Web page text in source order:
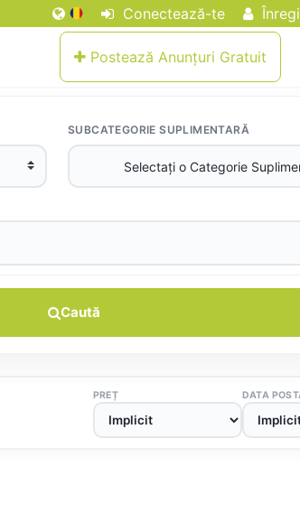
Conectează-te
Postează Anunțuri Gratuit
SUBCATEGORIE SUPLIMENTARĂ
Caută
PREȚ DATA